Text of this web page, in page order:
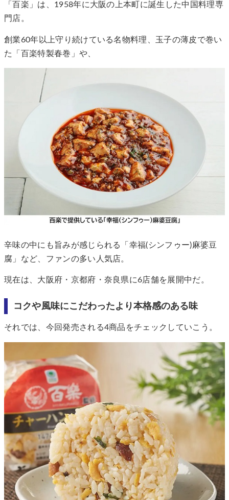
「百楽」は、1958年に大阪の上本町に誕生した中国料理専
門店。
創業60年以上守り続けている名物料理、玉子の薄皮で巻い
た「百楽特製春巻」や、
辛味の中にも旨みが感じられる「幸福(シンフゥー)麻婆豆
腐」など、ファンの多い人気店。
現在は、大阪府・京都府・奈良県に6店舗を展開中だ。
コクや風味にこだわったより本格感のある味
それでは、今回発売される4商品をチェックしていこう。